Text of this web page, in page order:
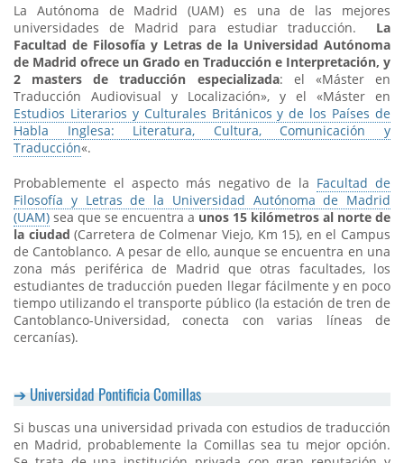
La Autónoma de Madrid (UAM) es una de las mejores
universidades de Madrid para estudiar traducción. La
Facultad de Filosofía y Letras de la Universidad Autónoma
de Madrid ofrece un Grado en Traducción e Interpretación, y
2 masters de traducción especializada: el «Máster en
Traducción Audiovisual y Localización», y el «Máster en
Estudios Literarios y Culturales Británicos y de los Países de
Habla Inglesa: Literatura, Cultura, Comunicación y
Traducción«.
Probablemente el aspecto más negativo de la Facultad de
Filosofía y Letras de la Universidad Autónoma de Madrid
(UAM) sea que se encuentra a unos 15 kilómetros al norte de
la ciudad(Carretera de Colmenar Viejo, Km 15), en el Campus
de Cantoblanco. A pesar de ello, aunque se encuentra en una
zona más periférica de Madrid que otras facultades, los
estudiantes de traducción pueden llegar fácilmente y en poco
tiempo utilizando el transporte público (la estación de tren de
Cantoblanco-Universidad, conecta con varias líneas de
cercanías).
Universidad Pontificia Comillas
Si buscas una universidad privada con estudios de traducción
en Madrid, probablemente la Comillas sea tu mejor opción.